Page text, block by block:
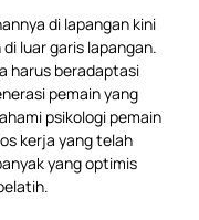
di lapangan kini
luar garis lapangan.
harus beradaptasi
pemain yang
psikologi pemain
kerja yang telah
yang optimis